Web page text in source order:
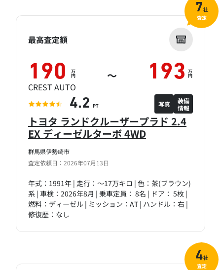
群馬県伊勢崎市
査定依頼日：2026年07月13日
トヨタ ランドクルーザープラド 2.4
EX ディーゼルターボ 4WD
年式：1991年 | 走行：～17万キロ | 色：茶(ブラウン)
系 | 車検：2026年8月 | 乗車定員： 8名 | ドア： 5枚 |
燃料：ディーゼル | ミッション：AT | ハンドル：右 |
修復歴：なし
最高査定額
190 万
円 ～ 193 万
円
CREST AUTO
4.2 PT 写真
装備
情報
7社
査定
4社
査定